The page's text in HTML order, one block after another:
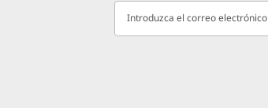
Introduzca el correo electrónico